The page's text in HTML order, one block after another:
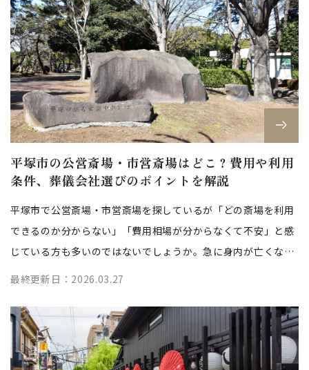
平塚市の公営斎場・市営斎場はどこ？費用や利用
条件、葬儀会社選びのポイントを解説
平塚市で公営斎場・市営斎場を探しているが「どの斎場を利用
できるのか分からない」「費用相場が分からなくて不安」と感
じている方も多いのではないでしょうか。急に身内が亡くなる
など時間的余裕がなく、斎場の違い...
最終更新日：2026.03.27